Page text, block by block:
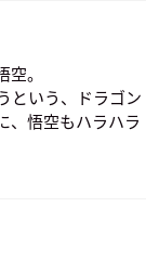
。
という、ドラゴン
、悟空もハラハラ